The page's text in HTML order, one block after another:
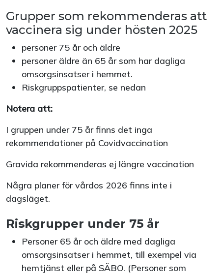
Grupper som rekommenderas att
vaccinera sig under hösten 2025
personer 75 år och äldre
personer äldre än 65 år som har dagliga
omsorgsinsatser i hemmet.
Riskgruppspatienter, se nedan
Notera att:
I gruppen under 75 år finns det inga
rekommendationer på Covidvaccination
Gravida rekommenderas ej längre vaccination
Några planer för vårdos 2026 finns inte i
dagsläget.
Riskgrupper under 75 år
Personer 65 år och äldre med dagliga
omsorgsinsatser i hemmet, till exempel via
hemtjänst eller på SÄBO. (Personer som